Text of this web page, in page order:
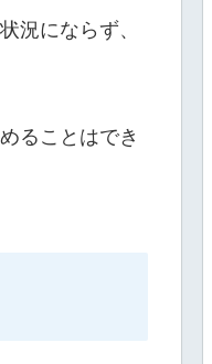
況にならず、
ることはでき